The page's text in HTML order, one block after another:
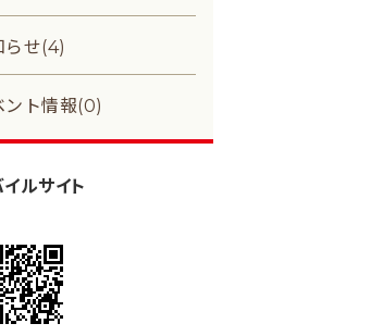
らせ(4)
ント情報(0)
ルサイト